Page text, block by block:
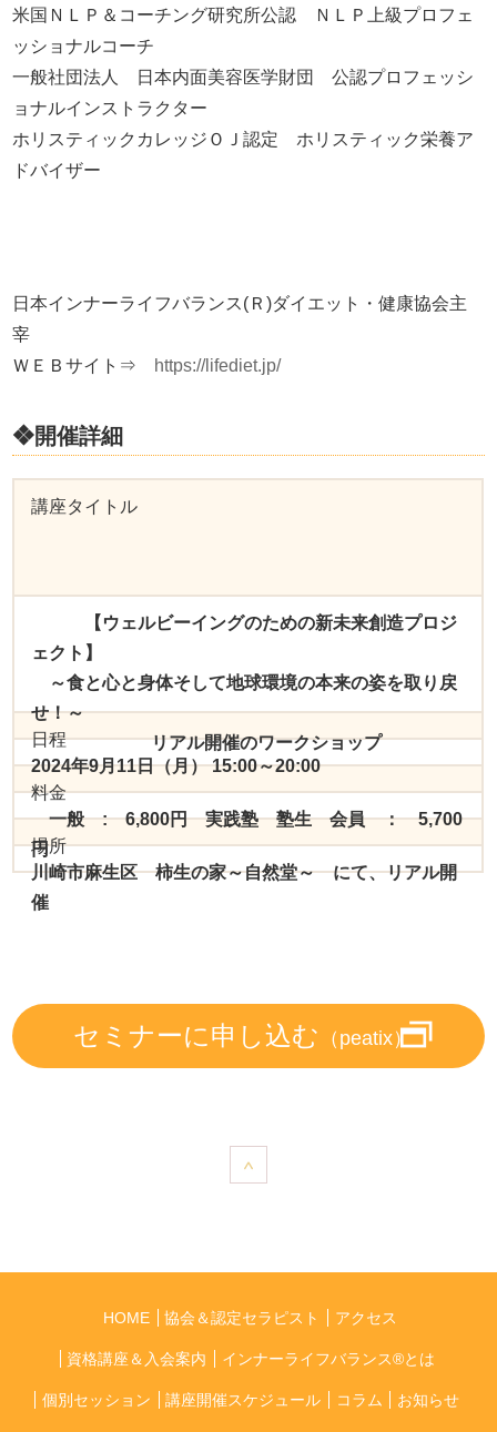
米国ＮＬＰ＆コーチング研究所公認 ＮＬＰ上級プロフェ
ッショナルコーチ
一般社団法人 日本内面美容医学財団 公認プロフェッシ
ョナルインストラクター
ホリスティックカレッジＯＪ認定 ホリスティック栄養ア
ドバイザー
日本インナーライフバランス(Ｒ)ダイエット・健康協会主
宰
ＷＥＢサイト⇒
https://lifediet.jp/
❖開催詳細
講座タイトル
【ウェルビーイングのための新未来創造プロジ
ェクト】
～食と心と身体そして地球環境の本来の姿を取り戻
せ！～
リアル開催のワークショップ
日程
2024年9月11日（月） 15:00～20:00
料金
一般 : 6,800円 実践塾 塾生 会員 ： 5,700
円
場所
川崎市麻生区 柿生の家～自然堂～ にて、リアル開
催
セミナーに申し込む （peatix）
HOME 協会＆認定セラピスト アクセス
資格講座＆入会案内 インナーライフバランス®とは
個別セッション 講座開催スケジュール コラム お知らせ